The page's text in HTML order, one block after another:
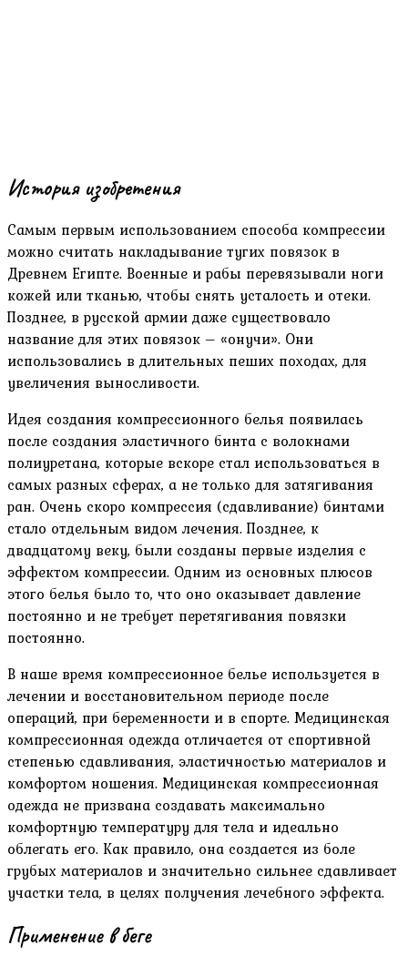
История изобретения
Самым первым использованием способа компрессии
можно считать накладывание тугих повязок в
Древнем Египте. Военные и рабы перевязывали ноги
кожей или тканью, чтобы снять усталость и отеки.
Позднее, в русской армии даже существовало
название для этих повязок – «онучи». Они
использовались в длительных пеших походах, для
увеличения выносливости.
Идея создания компрессионного белья появилась
после создания эластичного бинта с волокнами
полиуретана, которые вскоре стал использоваться в
самых разных сферах, а не только для затягивания
ран. Очень скоро компрессия (сдавливание) бинтами
стало отдельным видом лечения. Позднее, к
двадцатому веку, были созданы первые изделия с
эффектом компрессии. Одним из основных плюсов
этого белья было то, что оно оказывает давление
постоянно и не требует перетягивания повязки
постоянно.
В наше время компрессионное белье используется в
лечении и восстановительном периоде после
операций, при беременности и в спорте. Медицинская
компрессионная одежда отличается от спортивной
степенью сдавливания, эластичностью материалов и
комфортом ношения. Медицинская компрессионная
одежда не призвана создавать максимально
комфортную температуру для тела и идеально
облегать его. Как правило, она создается из боле
грубых материалов и значительно сильнее сдавливает
участки тела, в целях получения лечебного эффекта.
Применение в беге